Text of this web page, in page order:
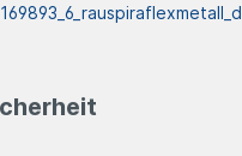
169893_6_rauspiraflexmetall_datenblatt